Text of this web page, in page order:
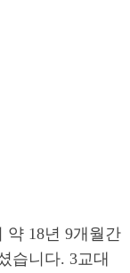
약 18년 9개월간
습니다. 3교대